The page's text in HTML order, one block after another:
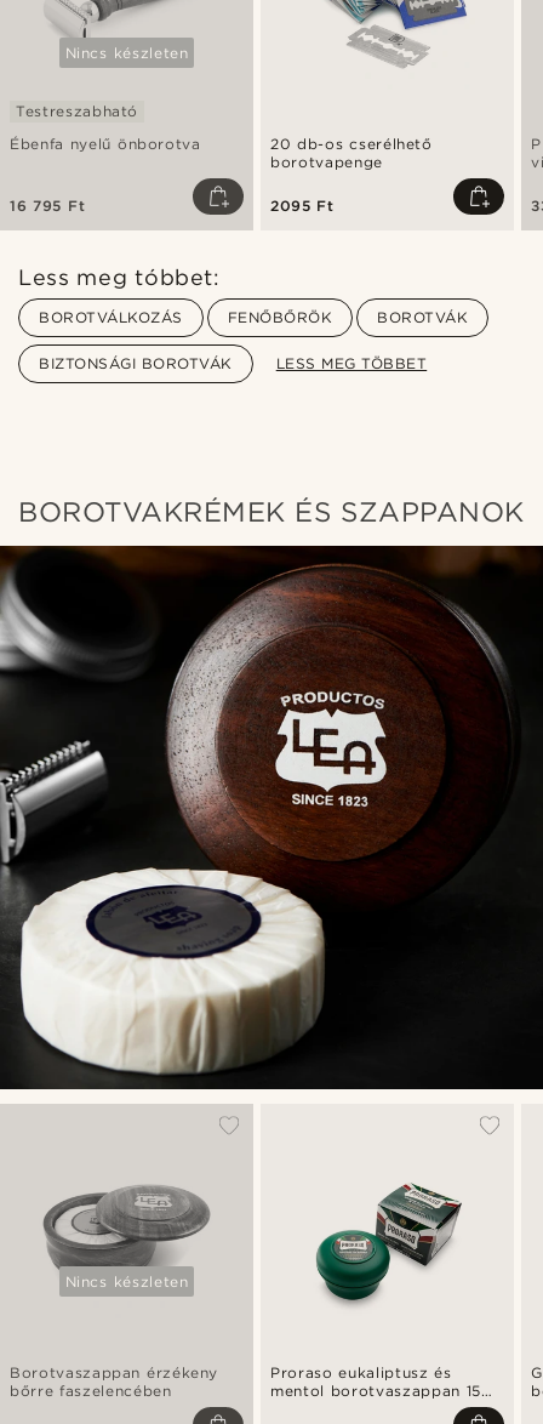
Nincs készleten
Ébenfa nyelű önborotva
Testreszabható
16 795 Ft
20 db-os cserélhető
borotvapenge
2095 Ft
Less meg tóbbet:
BOROTVÁLKOZÁS FENŐBŐRÖK BOROTVÁK
BIZTONSÁGI BOROTVÁK LESS MEG TÖBBET
BOROTVAKRÉMEK ÉS SZAPPANOK
Nincs készleten
Borotvaszappan érzékeny
bőrre faszelencében
Proraso eukaliptusz és
mentol borotvaszappan 150